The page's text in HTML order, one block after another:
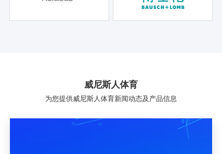
威尼斯人体育
为您提供威尼斯人体育新闻动态及产品信息